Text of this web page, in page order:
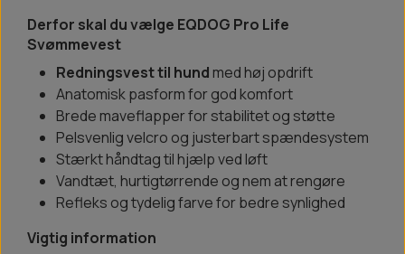
Derfor skal du vælge EQDOG Pro Life
Svømmevest
Redningsvest til hund med høj opdrift
Anatomisk pasform for god komfort
Brede maveflapper for stabilitet og støtte
Pelsvenlig velcro og justerbart spændesystem
Stærkt håndtag til hjælp ved løft
Vandtæt, hurtigtørrende og nem at rengøre
Refleks og tydelig farve for bedre synlighed
Vigtig information